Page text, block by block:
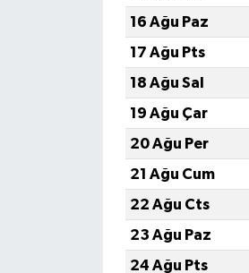
16 Ağu Paz
17 Ağu Pts
18 Ağu Sal
19 Ağu Çar
20 Ağu Per
21 Ağu Cum
22 Ağu Cts
23 Ağu Paz
24 Ağu Pts